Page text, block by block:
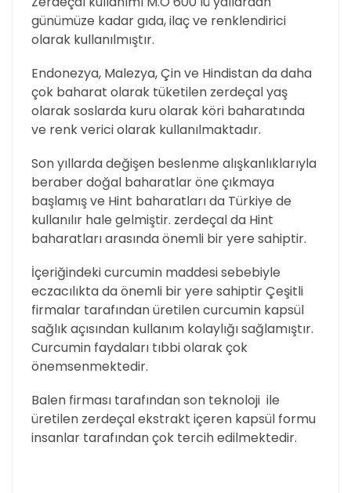
günümüze kadar gıda, ilaç ve renklendirici
olarak kullanılmıştır.
Endonezya, Malezya, Çin ve Hindistan da daha
çok baharat olarak tüketilen zerdeçal yaş
olarak soslarda kuru olarak köri baharatında
ve renk verici olarak kullanılmaktadır.
Son yıllarda değişen beslenme alışkanlıklarıyla
beraber doğal baharatlar öne çıkmaya
başlamış ve Hint baharatları da Türkiye de
kullanılır hale gelmiştir. zerdeçal da Hint
baharatları arasında önemli bir yere sahiptir.
İçeriğindeki curcumin maddesi sebebiyle
eczacılıkta da önemli bir yere sahiptir Çeşitli
firmalar tarafından üretilen curcumin kapsül
sağlık açısından kullanım kolaylığı sağlamıştır.
Curcumin faydaları tıbbi olarak çok
önemsenmektedir.
Balen firması tarafından son teknoloji ile
üretilen zerdeçal ekstrakt içeren kapsül formu
insanlar tarafından çok tercih edilmektedir.